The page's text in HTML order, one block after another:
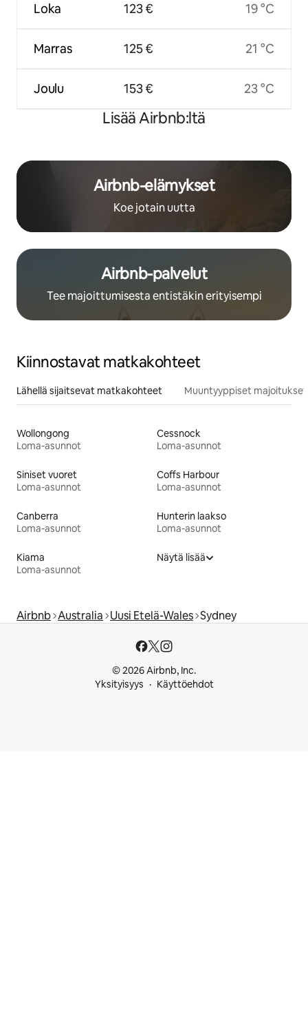
Loka
Marras
Joulu
123 €
125 €
153 €
19 °C
21 °C
23 °C
Lisää Airbnb:ltä
Airbnb-elämykset
Koe jotain uutta
Airbnb-palvelut
Tee majoittumisesta entistäkin erityisempi
Kiinnostavat matkakohteet
Lähellä sijaitsevat matkakohteet Muuntyyppiset majoitukset
Wollongong
Loma-asunnot
Cessnock
Loma-asunnot
Siniset vuoret
Loma-asunnot
Coffs Harbour
Loma-asunnot
Canberra
Loma-asunnot
Hunterin laakso
Loma-asunnot
Kiama
Loma-asunnot
Näytä lisää
Airbnb Australia Uusi Etelä-Wales Sydney
© 2026 Airbnb, Inc.
Yksityisyys
Käyttöehdot